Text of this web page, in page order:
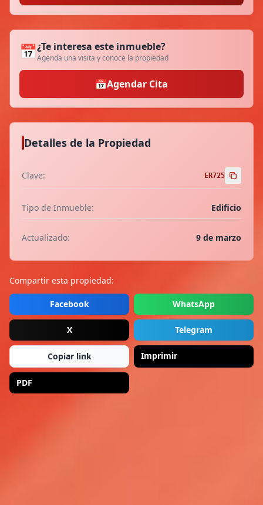
📅¿Te interesa este inmueble?
Agenda una visita y conoce la propiedad
📅Agendar Cita
Detalles de la Propiedad
Clave: ER725
Tipo de Inmueble: Edificio
Actualizado: 9 de marzo
Compartir esta propiedad:
Facebook WhatsApp
X Telegram
Copiar link Imprimir
PDF